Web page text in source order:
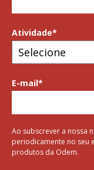
Atividade*
E-mail*
Ao subscrever a nossa
periodicamente no seu
produtos da Odem.